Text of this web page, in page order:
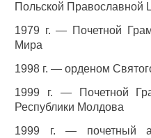
Польской Православной
1979 г. — Почетной
Мира
1998 г. — орденом
1999 г. — Почетной
Республики Молдова
1999 г. — почетный